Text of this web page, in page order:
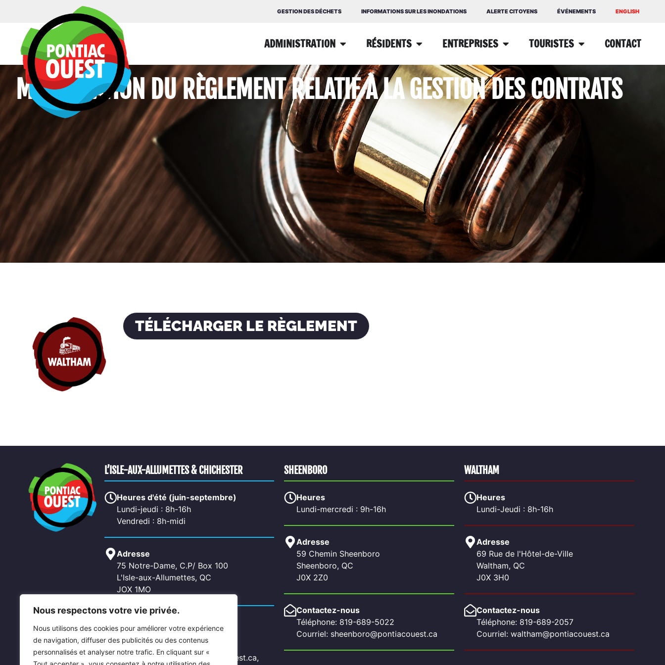
Nous respectons votre vie privée.
Nous utilisons des cookies pour améliorer votre expérience
de navigation, diffuser des publicités ou des contenus
personnalisés et analyser notre trafic. En cliquant sur «
GESTION DES DÉCHETS INFORMATIONS SUR LES INONDATIONS ALERTE CITOYENS ÉVÉNEMENTS ENGLISH
ADMINISTRATION RÉSIDENTS ENTREPRISES TOURISTES CONTACT
MODIFICATION DU RÈGLEMENT RELATIF À LA GESTION DES CONTRATS
TÉLÉCHARGER LE RÈGLEMENT
L’ISLE-AUX-ALLUMETTES & CHICHESTER
Heures d'été (juin-septembre)
Lundi-jeudi : 8h-16h
Vendredi : 8h-midi
Adresse
75 Notre-Dame, C.P/ Box 100
L'Isle-aux-Allumettes, QC
JOX 1MO
Téléphone: 819-689-2266
Fax: 819-689-5619
Courriel: allumettes@pontiacouest.ca,
SHEENBORO
Heures
Lundi-mercredi : 9h-16h
Adresse
59 Chemin Sheenboro
Sheenboro, QC
J0X 2Z0
Contactez-nous
Téléphone: 819-689-5022
Courriel: sheenboro@pontiacouest.ca
Heures
Lundi-Jeudi : 8h-16h
Adresse
69 Rue de l'Hôtel-de-Ville
Waltham, QC
J0X 3H0
Contactez-nous
Téléphone: 819-689-2057
Courriel: waltham@pontiacouest.ca
WALTHAM